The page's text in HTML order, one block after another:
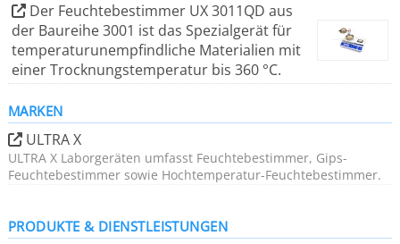
Der Feuchtebestimmer UX 3011QD aus
der Baureihe 3001 ist das Spezialgerät für
temperaturunempfindliche Materialien mit
einer Trocknungstemperatur bis 360 °C.
MARKEN
ULTRA X
ULTRA X Laborgeräten umfasst Feuchtebestimmer, Gips-
Feuchtebestimmer sowie Hochtemperatur-Feuchtebestimmer.
PRODUKTE & DIENSTLEISTUNGEN